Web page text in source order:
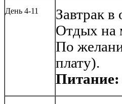
День 4-11
Завтрак в
Отдых на
По
плату).
Питание: